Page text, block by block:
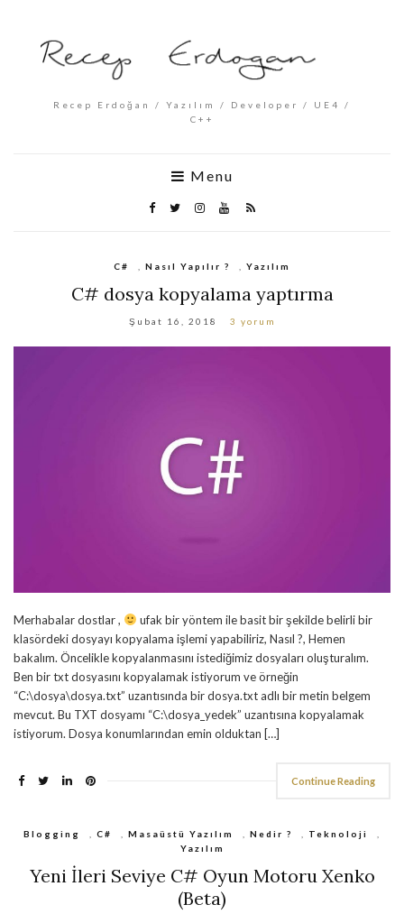
Recep Erdoğan / Yazılım / Developer / UE4 /
C++
Menu
C# Nasıl Yapılır ? Yazılım
C# dosya kopyalama yaptırma
Şubat 16, 2018 3 yorum
Merhabalar dostlar ,
ufak bir yöntem ile basit bir şekilde belirli bir
klasördeki dosyayı kopyalama işlemi yapabiliriz, Nasıl ?, Hemen
bakalım. Öncelikle kopyalanmasını istediğimiz dosyaları oluşturalım.
Ben bir txt dosyasını kopyalamak istiyorum ve örneğin
“C:\dosya\dosya.txt” uzantısında bir dosya.txt adlı bir metin belgem
mevcut. Bu TXT dosyamı “C:\dosya_yedek” uzantısına kopyalamak
istiyorum. Dosya konumlarından emin olduktan […]
Continue Reading
Blogging C# Masaüstü Yazılım Nedir ? Teknoloji
Yazılım
Yeni İleri Seviye C# Oyun Motoru Xenko
(Beta)